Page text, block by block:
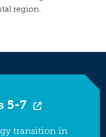
region.
5-7
transition in